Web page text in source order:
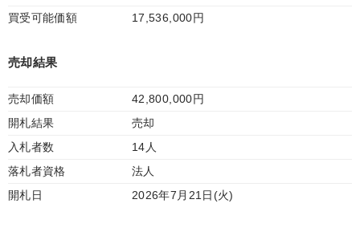
買受可能価額
17,536,000円
売却結果
売却価額
42,800,000円
開札結果
売却
入札者数
14人
落札者資格
法人
開札日
2026年7月21日(火)